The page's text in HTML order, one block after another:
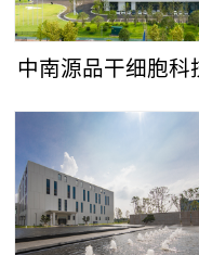
中南源品干细胞科